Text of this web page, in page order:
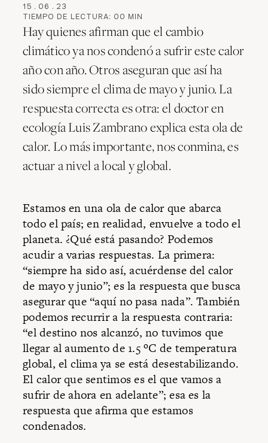
15 . 06 . 23
TIEMPO DE LECTURA: 00 MIN
Hay quienes afirman que el cambio
climático ya nos condenó a sufrir este calor
año con año. Otros aseguran que así ha
sido siempre el clima de mayo y junio. La
respuesta correcta es otra: el doctor en
ecología Luis Zambrano explica esta ola de
calor. Lo más importante, nos conmina, es
actuar a nivel a local y global.
Estamos en una ola de calor que abarca
todo el país; en realidad, envuelve a todo el
planeta. ¿Qué está pasando? Podemos
acudir a varias respuestas. La primera:
“siempre ha sido así, acuérdense del calor
de mayo y junio”; es la respuesta que busca
asegurar que “aquí no pasa nada”. También
podemos recurrir a la respuesta contraria:
“el destino nos alcanzó, no tuvimos que
llegar al aumento de 1.5 ºC de temperatura
global, el clima ya se está desestabilizando.
El calor que sentimos es el que vamos a
sufrir de ahora en adelante”; esa es la
respuesta que afirma que estamos
condenados.